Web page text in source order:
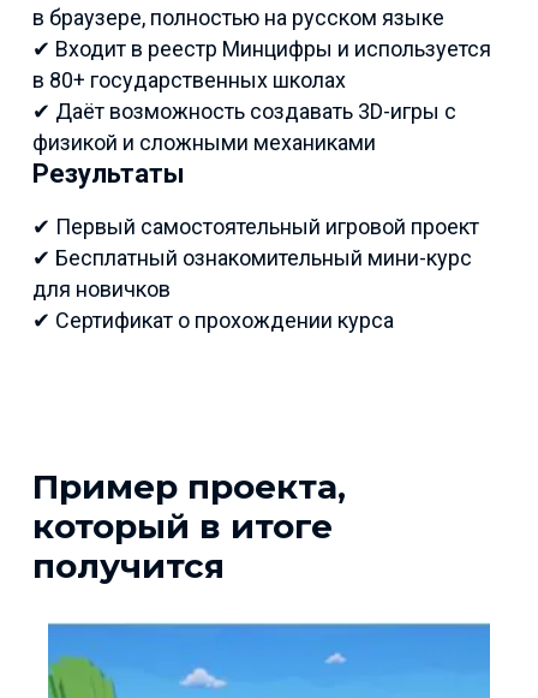
в браузере, полностью на русском языке
✔ Входит в реестр Минцифры и используется
в 80+ государственных школах
✔ Даёт возможность создавать 3D-игры с
физикой и сложными механиками
Результаты
✔ Первый самостоятельный игровой проект
✔ Бесплатный ознакомительный мини-курс
для новичков
✔ Сертификат о прохождении курса
Пример проекта,
который в итоге
получится